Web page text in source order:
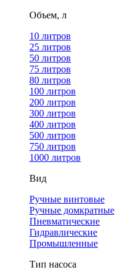
Объем, л
10 литров
25 литров
50 литров
75 литров
80 литров
100 литров
200 литров
300 литров
400 литров
500 литров
750 литров
1000 литров
Вид
Ручные винтовые
Ручные домкратные
Пневматические
Гидравлические
Промышленные
Тип насоса